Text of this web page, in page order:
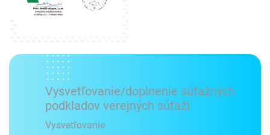
Vysvetľovanie/doplnenie súťažných
podkladov verejných súťaží
Vysvetľovanie